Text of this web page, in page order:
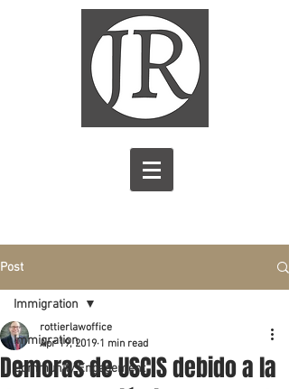
Post
Immigration
Community Engagement
Immigration
Demoras de USCIS debido a la
rottierlawoffice
Apr 19, 2019 1 min read